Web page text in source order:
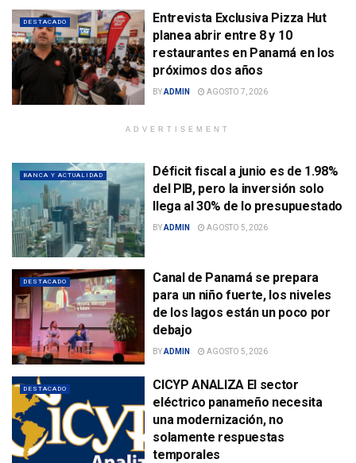
DESTACADO
Entrevista Exclusiva Pizza Hut
planea abrir entre 8 y 10
restaurantes en Panamá en los
próximos dos años
BYADMIN AGOSTO 7, 2026
ADVERTISEMENT
BANCA Y ACTUALIDAD
Déficit fiscal a junio es de 1.98%
del PIB, pero la inversión solo
llega al 30% de lo presupuestado
BYADMIN AGOSTO 5, 2026
DESTACADO
Canal de Panamá se prepara
para un niño fuerte, los niveles
de los lagos están un poco por
debajo
BYADMIN AGOSTO 5, 2026
DESTACADO
CICYP ANALIZA El sector
eléctrico panameño necesita
una modernización, no
solamente respuestas
temporales